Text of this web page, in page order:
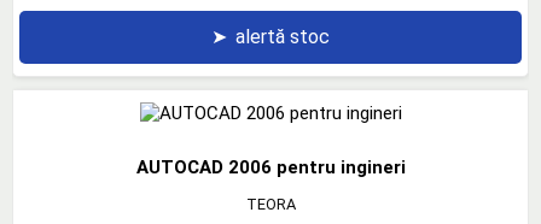
➤ alertă stoc
AUTOCAD 2006 pentru ingineri
TEORA